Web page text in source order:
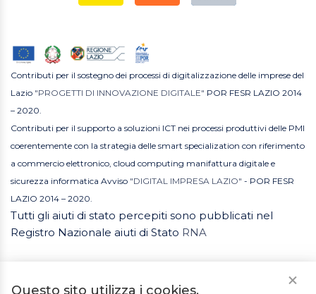
Contributi per il sostegno dei processi di digitalizzazione delle imprese del
Lazio "PROGETTI DI INNOVAZIONE DIGITALE" POR FESR LAZIO 2014
– 2020.
Contributi per il supporto a soluzioni ICT nei processi produttivi delle PMI
coerentemente con la strategia delle smart specialization con riferimento
a commercio elettronico, cloud computing manifattura digitale e
sicurezza informatica Avviso "DIGITAL IMPRESA LAZIO" - POR FESR
LAZIO 2014 – 2020.
Tutti gli aiuti di stato percepiti sono pubblicati nel
Registro Nazionale aiuti di Stato RNA
Questo sito utilizza i cookies.